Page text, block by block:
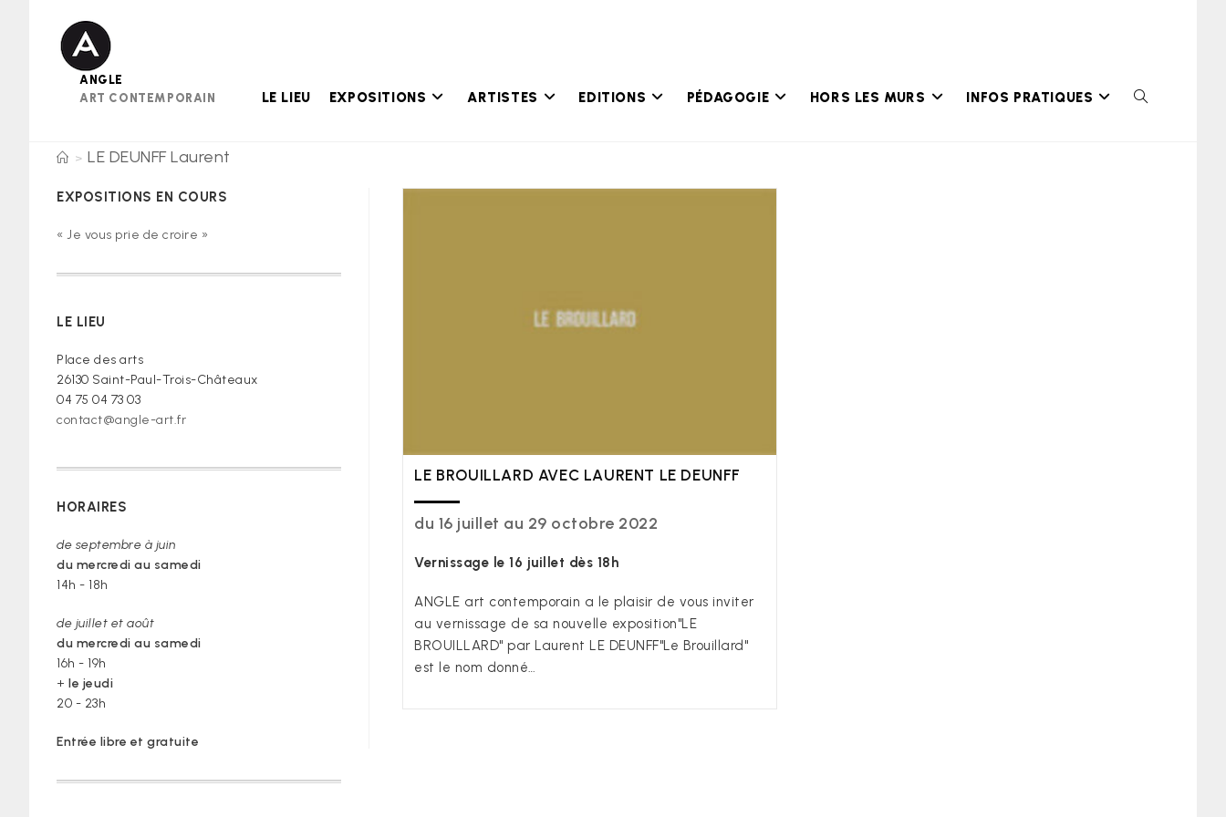
ANGLE
ART CONTEMPORAIN
LE LIEU EXPOSITIONS ARTISTES EDITIONS PÉDAGOGIE HORS LES MURS INFOS PRATIQUES TOGGLE
> LE DEUNFF Laurent
LE BROUILLARD AVEC LAURENT LE DEUNFF
du 16 juillet au 29 octobre 2022
Vernissage le 16 juillet dès 18h
ANGLE art contemporain a le plaisir de vous inviter
au vernissage de sa nouvelle exposition"LE
BROUILLARD" par Laurent LE DEUNFF"Le Brouillard"
est le nom donné…
EXPOSITIONS EN COURS
« Je vous prie de croire »
LE LIEU
Place des arts
26130 Saint-Paul-Trois-Châteaux
04 75 04 73 03
contact@angle-art.fr
HORAIRES
de septembre à juin
du mercredi au samedi
14h - 18h
de juillet et août
du mercredi au samedi
16h - 19h
+ le jeudi
20 - 23h
Entrée libre et gratuite